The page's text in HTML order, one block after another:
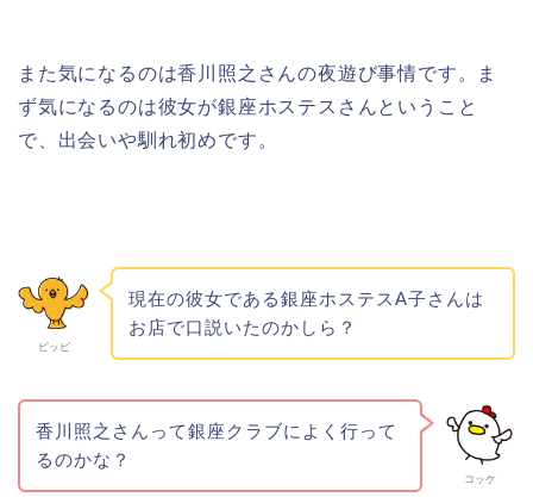
また気になるのは香川照之さんの夜遊び事情です。ま
ず気になるのは彼女が銀座ホステスさんということ
で、出会いや馴れ初めです。
ピッピ
現在の彼女である銀座ホステスA子さんは
お店で口説いたのかしら？
コッケ
香川照之さんって銀座クラブによく行って
るのかな？